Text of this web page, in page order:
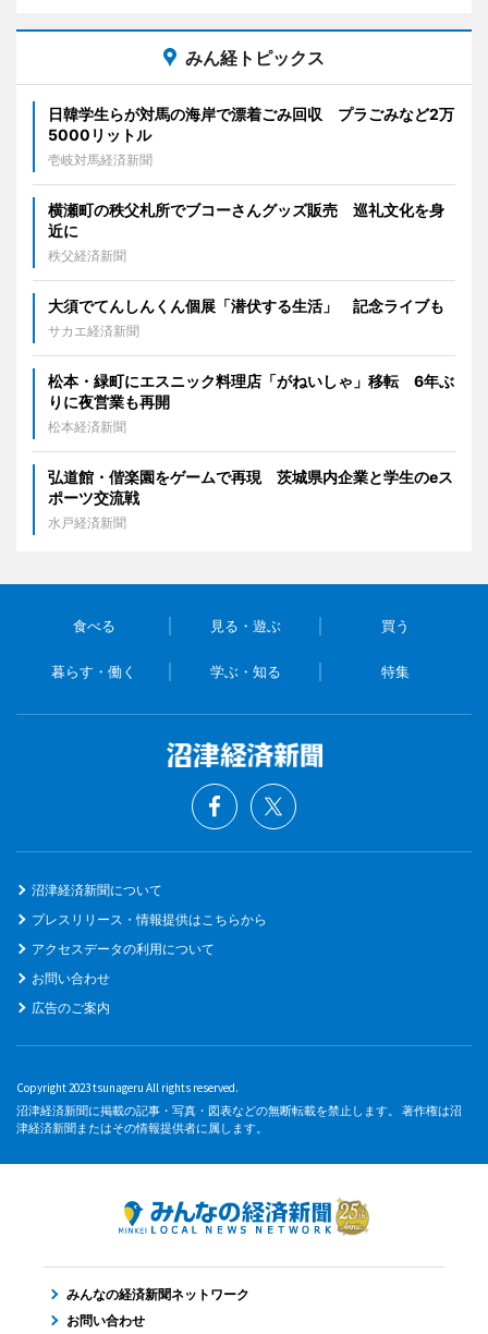
みん経トピックス
日韓学生らが対馬の海岸で漂着ごみ回収 プラごみなど2万
5000リットル
壱岐対馬経済新聞
横瀬町の秩父札所でブコーさんグッズ販売 巡礼文化を身
近に
秩父経済新聞
大須でてんしんくん個展「潜伏する生活」 記念ライブも
サカエ経済新聞
松本・緑町にエスニック料理店「がねいしゃ」移転 6年ぶ
りに夜営業も再開
松本経済新聞
弘道館・偕楽園をゲームで再現 茨城県内企業と学生のeス
ポーツ交流戦
水戸経済新聞
食べる 見る・遊ぶ 買う
暮らす・働く 学ぶ・知る 特集
沼津経済新聞について
プレスリリース・情報提供はこちらから
アクセスデータの利用について
お問い合わせ
広告のご案内
Copyright 2023 tsunageru All rights reserved.
沼津経済新聞に掲載の記事・写真・図表などの無断転載を禁止します。 著作権は沼
津経済新聞またはその情報提供者に属します。
みんなの経済新聞ネットワーク
お問い合わせ